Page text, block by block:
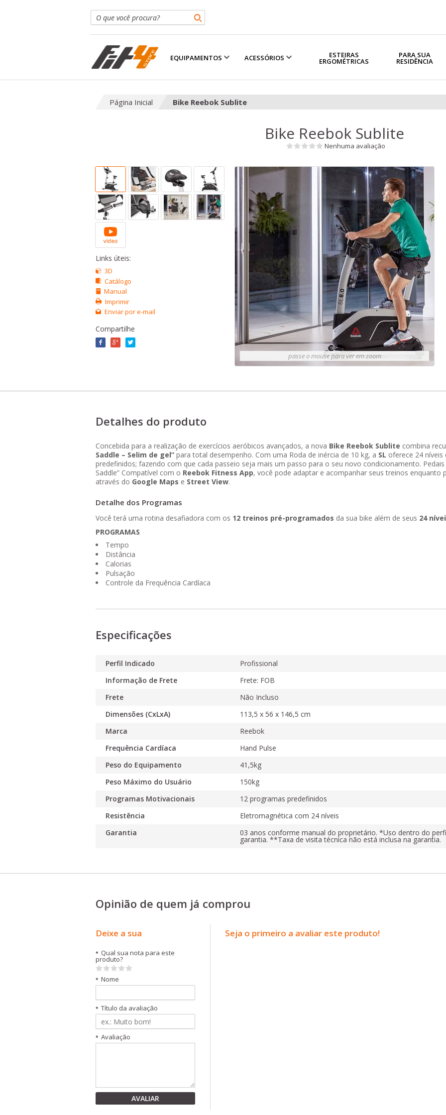
EQUIPAMENTOS ACESSÓRIOS ESTEIRAS
ERGOMÉTRICAS
PARA SUA
RESIDÊNCIA
Página Inicial Bike Reebok Sublite
Bike Reebok Sublite
Nenhuma avaliação
passe o mouse para ver em zoom
Links úteis:
3D
Catálogo
Manual
Imprimir
Enviar por e-mail
Compartilhe
Detalhes do produto
Concebida para a realização de exercícios aeróbicos avançados, a nova Bike Reebok Sublite combina
Saddle – Selim de gel” para total desempenho. Com uma Roda de inércia de 10 kg, a SL oferece 24 níveis
predefinidos; fazendo com que cada passeio seja mais um passo para o seu novo condicionamento.
Saddle” Compatível com o Reebok Fitness App, você pode adaptar e acompanhar seus treinos enquanto
através do Google Maps e Street View.
Detalhe dos Programas
Você terá uma rotina desafiadora com os 12 treinos pré-programados da sua bike além de seus 24
PROGRAMAS
Tempo
Distância
Calorias
Pulsação
Controle da Frequência Cardíaca
Especificações
Perfil Indicado
Profissional
Informação de Frete
Frete: FOB
Frete
Não Incluso
Dimensões (CxLxA)
113,5 x 56 x 146,5 cm
Marca
Reebok
Frequência Cardíaca
Hand Pulse
Peso do Equipamento
41,5kg
Peso Máximo do Usuário
150kg
Programas Motivacionais
12 programas predefinidos
Resistência
Eletromagnética com 24 níveis
Garantia
03 anos conforme manual do proprietário. *Uso dentro do
garantia. **Taxa de visita técnica não está inclusa na garantia.
Opinião de quem já comprou
Deixe a sua
* Qual sua nota para este
produto?
* Nome
* Título da avaliação
* Avaliação
AVALIAR
Seja o primeiro a avaliar este produto!